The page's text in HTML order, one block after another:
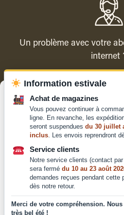
Pour offrir les meilleures expériences,
telles que les cookies pour stocker et/ou
appareils. Le fait de consentir à ces
traiter des données telles que le
uniques sur ce site. Le fait de ne pas
consentement peut avoir un effet négatif
et fonctions.
Accepter
Un problème avec votre
internet
Contacter le
Mentions
Conditions
vente et
Information estivale
Achat de magazines
Vous pouvez continuer à
ligne. En revanche, les
seront suspendues du 30 juillet
inclus. Les envois reprendront
Service clients
Notre service clients (contact
sera fermé du 10 au 23 août
demandes reçues pendant cette
dès notre retour.
Merci de votre compréhension.
très bel été !